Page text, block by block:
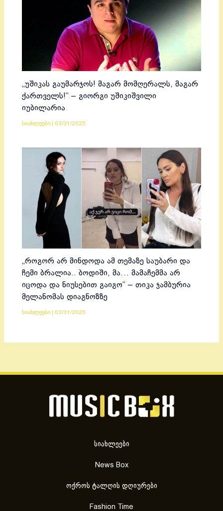
„უშიკას გაუმარჯოს! მაგარ მომღერალს, მაგარ
ქართველს!“ – გიორგი უშიკიშვილი
იუბილარია
სიახლეები 03/31/2025
„როგორ არ მინდოდა ამ თემაზე საუბარი და
ჩემი ბრალია.. ბოდიში, მა… მამაჩემმა არ
იცოდა და ნიუსებით გაიგო“ – თიკა ჯამბურია
მელანომას დიაგნოზზე
სიახლეები 03/31/2025
სიახლეები
News Box
ოქროს ტალღის დღიურები
Fashion Time